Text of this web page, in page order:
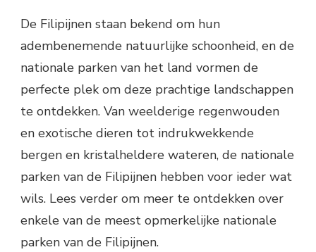
De Filipijnen staan bekend om hun
adembenemende natuurlijke schoonheid, en de
nationale parken van het land vormen de
perfecte plek om deze prachtige landschappen
te ontdekken. Van weelderige regenwouden
en exotische dieren tot indrukwekkende
bergen en kristalheldere wateren, de nationale
parken van de Filipijnen hebben voor ieder wat
wils. Lees verder om meer te ontdekken over
enkele van de meest opmerkelijke nationale
parken van de Filipijnen.